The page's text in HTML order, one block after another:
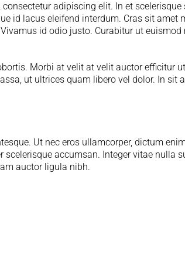
adipiscing elit. In et
id lacus eleifend interdum. Cras sit
id odio justo. Curabitur ut
Morbi at velit at velit auctor efficitur
ut ultrices quam libero vel dolor. In sit
Ut nec eros ullamcorper, dictum
accumsan. Integer vitae nulla
auctor ligula nibh.